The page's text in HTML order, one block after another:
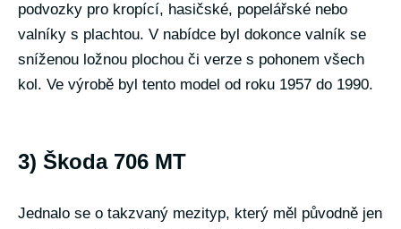
podvozky pro kropící, hasičské, popelářské nebo
valníky s plachtou. V nabídce byl dokonce valník se
sníženou ložnou plochou či verze s pohonem všech
kol. Ve výrobě byl tento model od roku 1957 do 1990.
3) Škoda 706 MT
Jednalo se o takzvaný mezityp, který měl původně jen